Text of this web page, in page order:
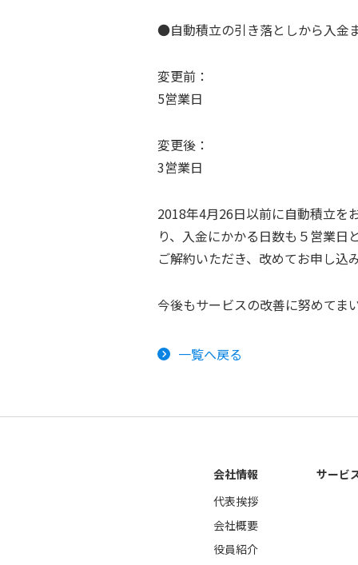
●自動積立の引き落としから入金
変更前：
5営業日
変更後：
3営業日
2018年4月26日以前に自動積立を
り、入金にかかる日数も５営業
ご解約いただき、改めてお申し込
今後もサービスの改善に努めてま
一覧へ戻る
会社情報
代表挨拶
会社概要
役員紹介
サービ